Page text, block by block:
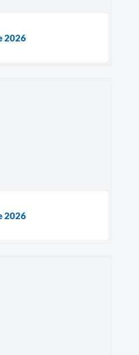
2026
2026